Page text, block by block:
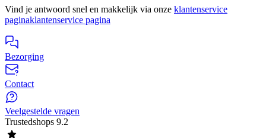
Vind je antwoord snel en makkelijk via onze klantenservice
paginaklantenservice pagina
Bezorging
Contact
Veelgestelde vragen
Trustedshops 9.2